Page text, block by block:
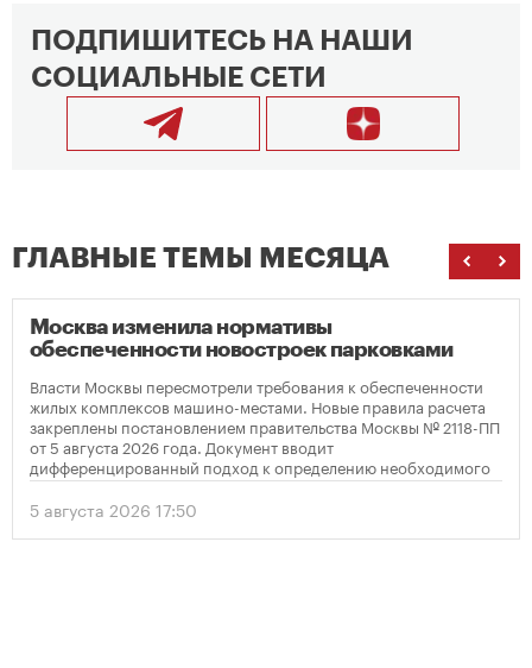
ПОДПИШИТЕСЬ НА НАШИ
СОЦИАЛЬНЫЕ СЕТИ
ГЛАВНЫЕ ТЕМЫ МЕСЯЦА
Москва изменила нормативы
обеспеченности новостроек парковками
Власти Москвы пересмотрели требования к обеспеченности
жилых комплексов машино-местами. Новые правила расчета
закреплены постановлением правительства Москвы № 2118-ПП
от 5 августа 2026 года. Документ вводит
дифференцированный подход к определению необходимого
количества парковок в зависимости от площади квартир и
устанавливает переходный период для уже согласованных
проектов.
5 августа 2026 17:50